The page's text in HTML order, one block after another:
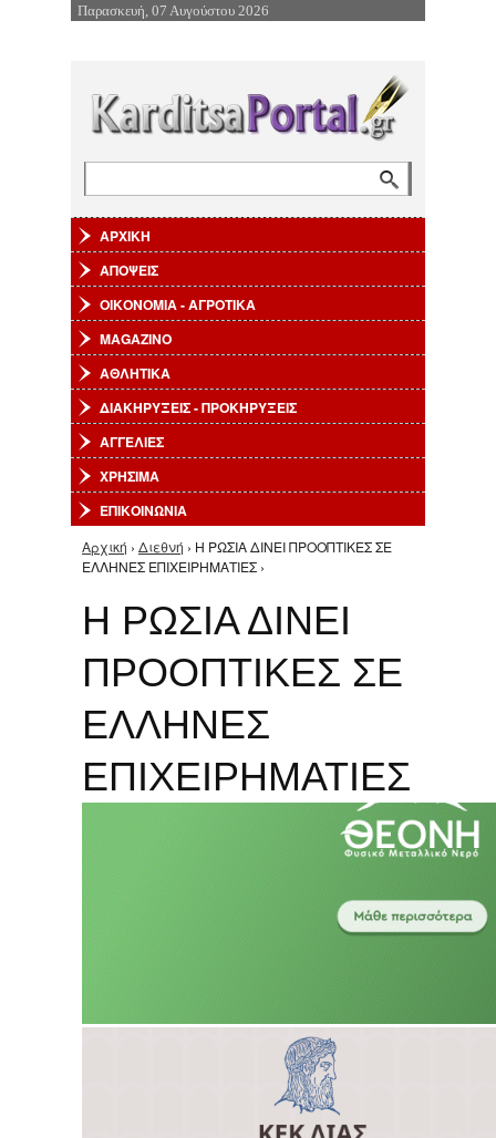
Επιστροφή στην Πλοήγηση
Παρασκευή, 07 Αυγούστου 2026
ΑΡΧΙΚΗ
ΑΠΟΨΕΙΣ
ΟΙΚΟΝΟΜΙΑ - ΑΓΡΟΤΙΚΑ
MAGAZINO
ΑΘΛΗΤΙΚΑ
ΔΙΑΚΗΡΥΞΕΙΣ - ΠΡΟΚΗΡΥΞΕΙΣ
ΑΓΓΕΛΙΕΣ
ΧΡΗΣΙΜΑ
ΕΠΙΚΟΙΝΩΝΙΑ
Είστε εδώ
Αρχική › Διεθνή › Η ΡΩΣΙΑ ΔΙΝΕΙ ΠΡΟΟΠΤΙΚΕΣ ΣΕ
ΕΛΛΗΝΕΣ ΕΠΙΧΕΙΡΗΜΑΤΙΕΣ ›
Η ΡΩΣΙΑ ΔΙΝΕΙ
ΠΡΟΟΠΤΙΚΕΣ ΣΕ
ΕΛΛΗΝΕΣ
ΕΠΙΧΕΙΡΗΜΑΤΙΕΣ